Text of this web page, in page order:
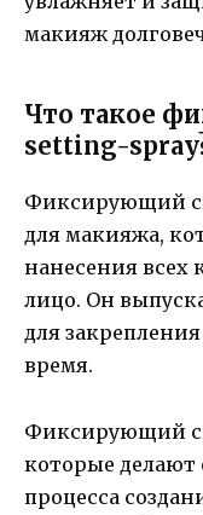
макияж
Что такое
setting-
Фиксирующий
для макияжа,
нанесения всех
лицо. Он
для
время.
Фиксирующий
которые делают
процесса